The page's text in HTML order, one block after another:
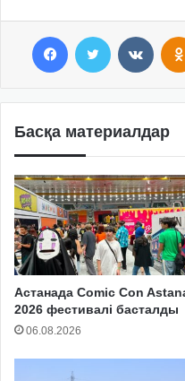
Басқа материалдар
Астанада Comic Con
2026 фестивалі басталды
06.08.2026